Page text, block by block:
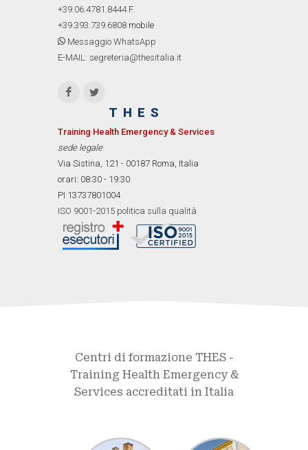
+39.06.4781.8444F.
+39.393.739.6808 mobile
Messaggio WhatsApp
E-MAIL: segreteria@thesitalia.it
THES
Training Health Emergency & Services
sede legale
Via Sistina, 121 - 00187 Roma, Italia
orari: 08:30 - 19:30
PI 13737801004
ISO 9001-2015 politica sulla qualità
Centri di formazione THES -
Training Health Emergency &
Services accreditati in Italia